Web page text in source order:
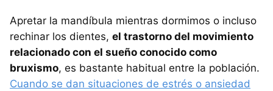
Apretar la mandíbula mientras dormimos o incluso
rechinar los dientes, el trastorno del movimiento
relacionado con el sueño conocido como
bruxismo, es bastante habitual entre la población.
Cuando se dan situaciones de estrés o ansiedad